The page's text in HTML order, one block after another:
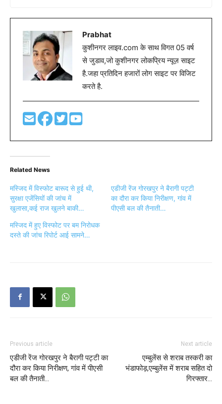
Prabhat
कुशीनगर लाइव.com के साथ विगत 05 वर्ष
से जुडाव,जो कुशीनगर लोकप्रिय न्यूज़ साइट
है.जहा प्रतिदिन हजारों लोग साइट पर विजिट
करते है.
Related News
मस्जिद में विस्फोट बारूद से हुई थी,
सुरक्षा एजेंसियों की जांच में
खुलासा,कई राज खुलने बाकी…
एडीजी रेंज गोरखपुर ने बैरागी पट्टी
का दौरा कर किया निरीक्षण, गांव में
पीएसी बल की तैनाती…
मस्जिद में हुए विस्फोट पर बम निरोधक
दस्ते की जांच रिपोर्ट आई सामने…
Previous article
एडीजी रेंज गोरखपुर ने बैरागी पट्टी का
दौरा कर किया निरीक्षण, गांव में पीएसी
बल की तैनाती…
Next article
एम्बुलेंस से शराब तस्करी का
भंडाफोड़,एम्बुलेंस में शराब सहित दो
गिरफ्तार…